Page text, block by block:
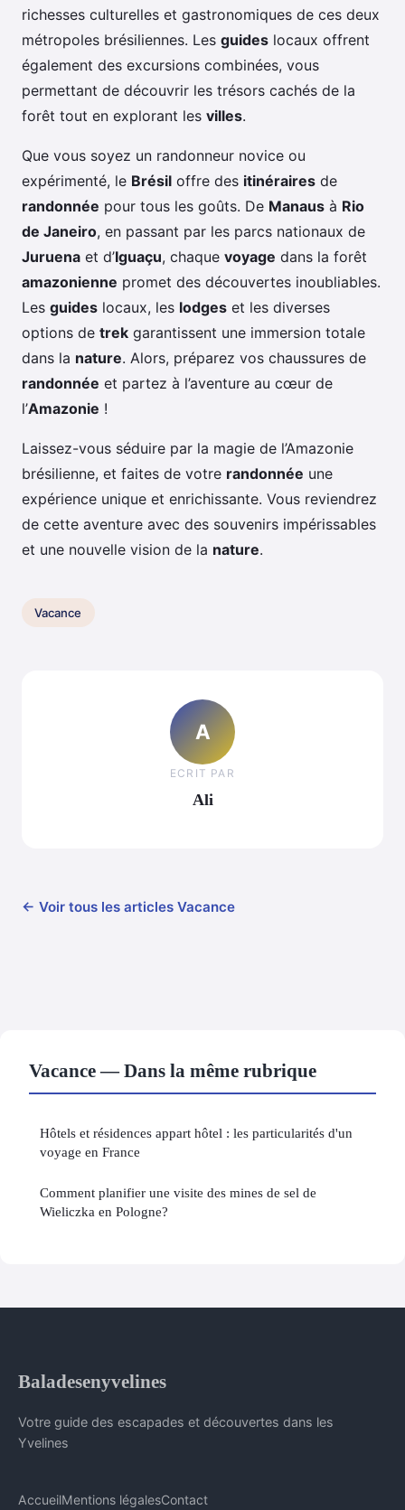
richesses culturelles et gastronomiques de ces deux
métropoles brésiliennes. Les guides locaux offrent
également des excursions combinées, vous
permettant de découvrir les trésors cachés de la
forêt tout en explorant les villes.
Que vous soyez un randonneur novice ou
expérimenté, le Brésil offre des itinéraires de
randonnée pour tous les goûts. De Manaus à Rio
de Janeiro, en passant par les parcs nationaux de
Juruena et d’Iguaçu, chaque voyage dans la forêt
amazonienne promet des découvertes inoubliables.
Les guides locaux, les lodges et les diverses
options de trek garantissent une immersion totale
dans la nature. Alors, préparez vos chaussures de
randonnée et partez à l’aventure au cœur de
l’Amazonie !
Laissez-vous séduire par la magie de l’Amazonie
brésilienne, et faites de votre randonnée une
expérience unique et enrichissante. Vous reviendrez
de cette aventure avec des souvenirs impérissables
et une nouvelle vision de la nature.
Vacance
A
ECRIT PAR
Ali
← Voir tous les articles Vacance
Vacance — Dans la même rubrique
Hôtels et résidences appart hôtel : les particularités d'un
voyage en France
Comment planifier une visite des mines de sel de
Wieliczka en Pologne?
Baladesenyvelines
Votre guide des escapades et découvertes dans les
Yvelines
AccueilMentions légalesContact